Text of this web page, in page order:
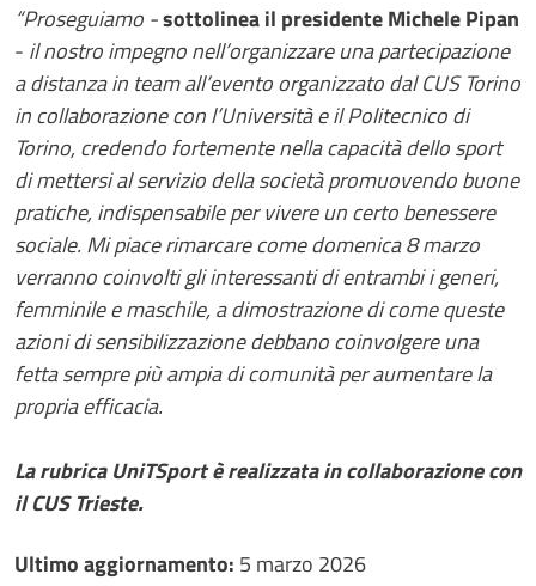
“Proseguiamo -sottolinea il presidente Michele Pipan
- il nostro impegno nell’organizzare una partecipazione
a distanza in team all’evento organizzato dal CUS Torino
in collaborazione con l’Università e il Politecnico di
Torino, credendo fortemente nella capacità dello sport
di mettersi al servizio della società promuovendo buone
pratiche, indispensabile per vivere un certo benessere
sociale. Mi piace rimarcare come domenica 8 marzo
verranno coinvolti gli interessanti di entrambi i generi,
femminile e maschile, a dimostrazione di come queste
azioni di sensibilizzazione debbano coinvolgere una
fetta sempre più ampia di comunità per aumentare la
propria efficacia.
La rubrica UniTSport è realizzata in collaborazione con
il CUS Trieste.
Ultimo aggiornamento
Ultimo aggiornamento: 5 marzo 2026